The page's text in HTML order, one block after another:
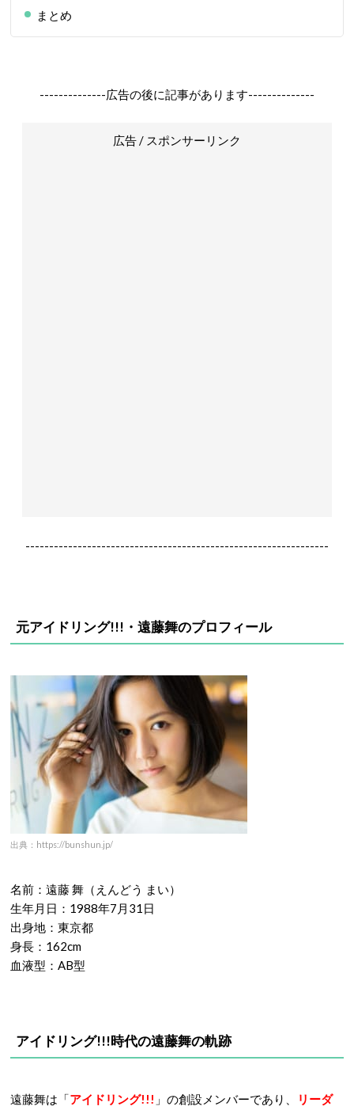
まとめ
--------------広告の後に記事があります--------------
広告 / スポンサーリンク
----------------------------------------------------------------
元アイドリング!!!・遠藤舞のプロフィール
出典：https://bunshun.jp/
名前：遠藤 舞（えんどう まい）
生年月日：1988年7月31日
出身地：東京都
身長：162cm
血液型：AB型
アイドリング!!!時代の遠藤舞の軌跡
遠藤舞は「アイドリング!!! 」の創設メンバーであり、 リーダ